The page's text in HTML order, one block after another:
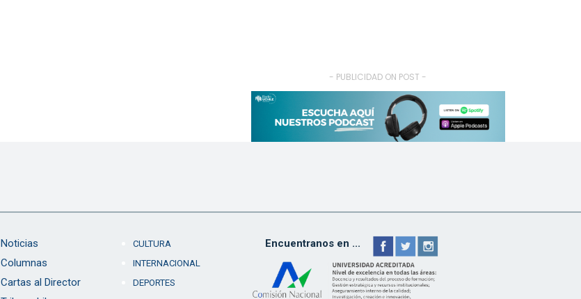
- PUBLICIDAD ON POST -
Noticias
Columnas
Cartas al Director
CULTURA
INTERNACIONAL
DEPORTES
Encuentranos en ...